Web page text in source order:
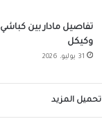
تفاصيل مادار بين كباشي
وكيكل
31 يوليو، 2026
تحميل المزيد